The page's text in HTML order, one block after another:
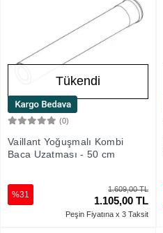
Tükendi
(0)
Vaillant Yoğuşmalı Kombi
Baca Uzatması - 50 cm
1.609,00 TL
1.105,00 TL
%31
Peşin Fiyatına x 3 Taksit